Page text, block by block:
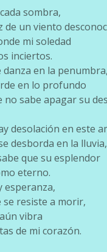
sombra,
de un viento
mi soledad
inciertos.
danza en la penumbra,
en lo profundo
no sabe apagar su
desolación en este
desborda en la lluvia,
que su esplendor
eterno.
esperanza,
resiste a morir,
vibra
de mi corazón.